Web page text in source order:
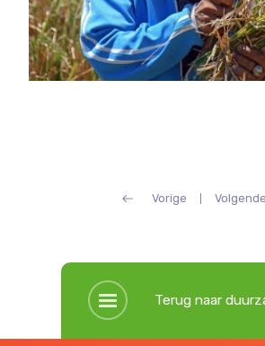
Vorige Volgende
Terug naar